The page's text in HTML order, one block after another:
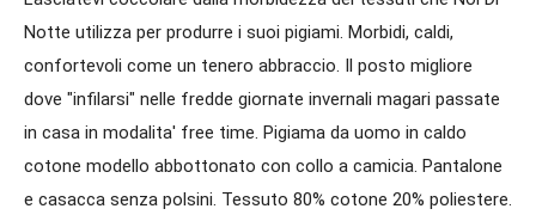
Notte utilizza per produrre i suoi pigiami. Morbidi, caldi,
confortevoli come un tenero abbraccio. Il posto migliore
dove "infilarsi" nelle fredde giornate invernali magari passate
in casa in modalita' free time. Pigiama da uomo in caldo
cotone modello abbottonato con collo a camicia. Pantalone
e casacca senza polsini. Tessuto 80% cotone 20% poliestere.